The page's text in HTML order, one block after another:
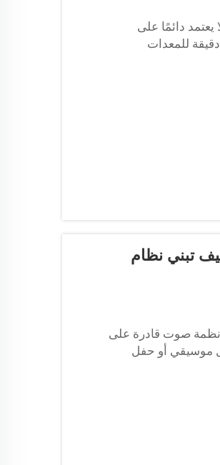
دائمًا على
للمعدات
هو في التفاصيل.
تبني نظام
صوت قادرة على
موسيقي أو حفل